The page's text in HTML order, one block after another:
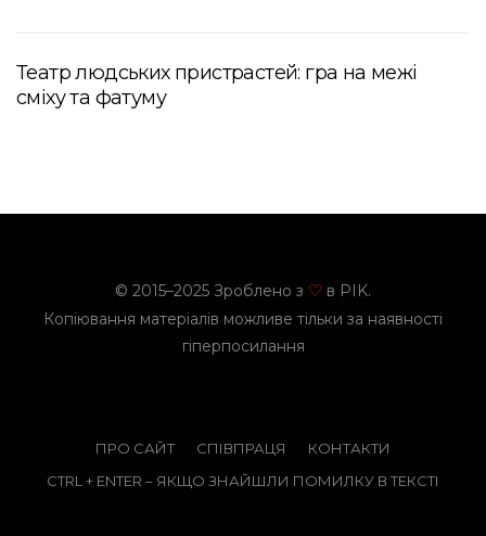
Театр людських пристрастей: гра на межі
сміху та фатуму
© 2015–2025 Зроблено з ♡ в PIK.
Копіювання матеріалів можливе тільки за наявності
гіперпосилання
ПРО САЙТ СПІВПРАЦЯ
КОНТАКТИ
CTRL + ENTER – ЯКЩО ЗНАЙШЛИ ПОМИЛКУ В ТЕКСТІ